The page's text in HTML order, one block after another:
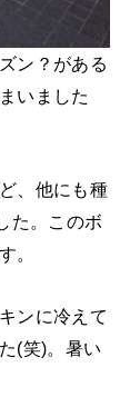
ン？がある
いました
、他にも種
た。このボ
。
ンに冷えて
(笑)。暑い